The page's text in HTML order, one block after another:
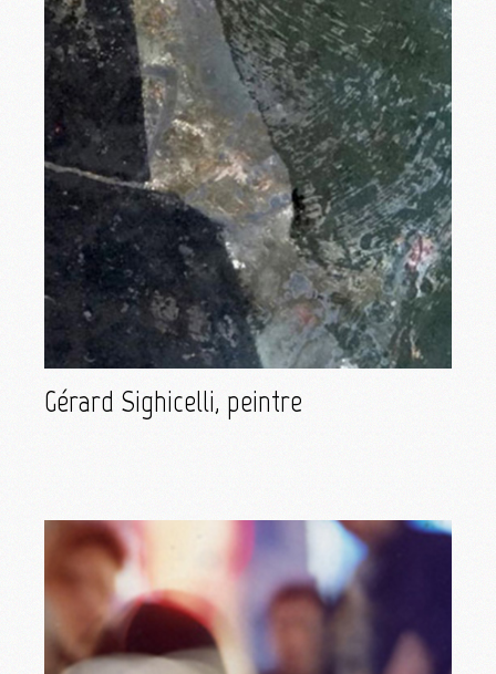
Gérard Sighicelli, peintre